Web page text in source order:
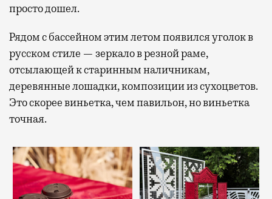
просто дошел.
Рядом с бассейном этим летом появился уголок в
русском стиле — зеркало в резной раме,
отсылающей к старинным наличникам,
деревянные лошадки, композиции из сухоцветов.
Это скорее виньетка, чем павильон, но виньетка
точная.